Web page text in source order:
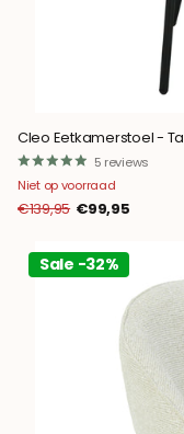
Cleo Eetkamerstoel -
5 reviews
Niet op voorraad
€139,95 €99,95
Sale -32%